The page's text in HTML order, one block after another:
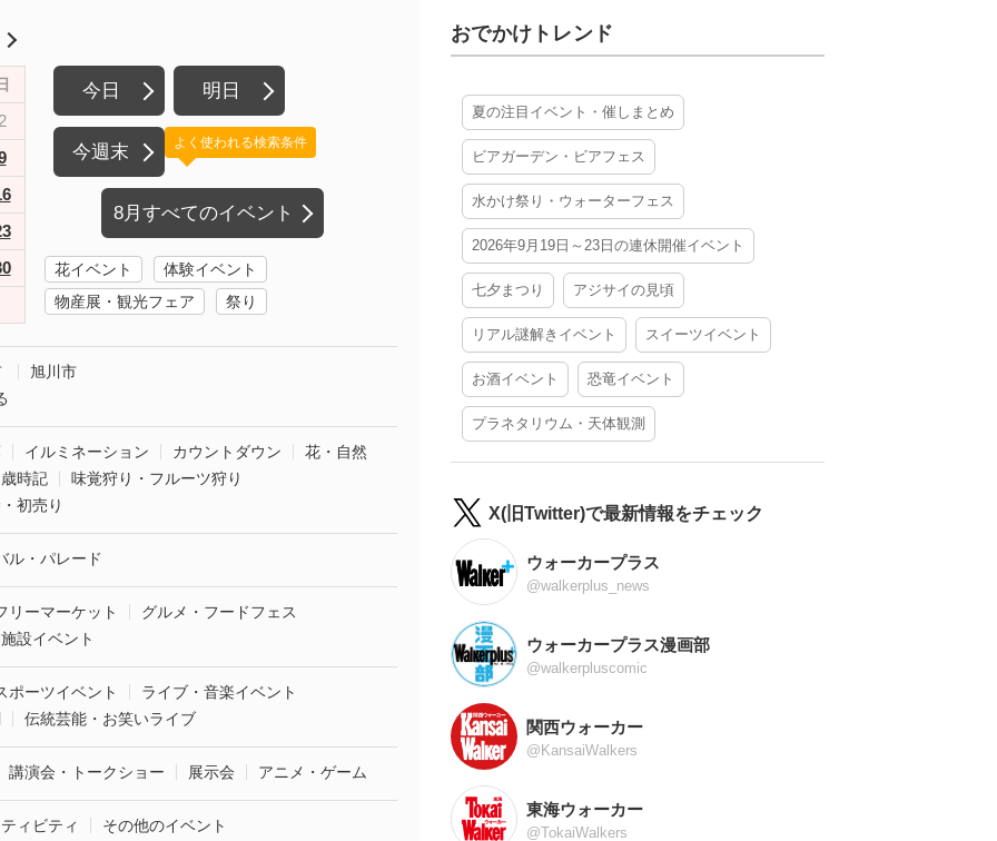
今日 明日
今週末
8月すべてのイベント
よく使われる検索条件
花イベント
体験イベント
物産展・観光フェア
祭り
旭川市
イルミネーション カウントダウン
花・自然
時記
味覚狩り・フルーツ狩り
初売り
ル・パレード
リーマーケット
グルメ・フードフェス
設イベント
ポーツイベント
ライブ・音楽イベント
伝統芸能・お笑いライブ
講演会・トークショー 展示会 アニメ・ゲーム
ィビティ その他のイベント
おでかけトレンド
夏の注目イベント・催しまとめ
ビアガーデン・ビアフェス
水かけ祭り・ウォーターフェス
2026年9月19日～23日の連休開催イベント
七夕まつり アジサイの見頃
リアル謎解きイベント スイーツイベント
お酒イベント 恐竜イベント
プラネタリウム・天体観測
X(旧Twitter)で最新情報をチェック
ウォーカープラス
@walkerplus_news
ウォーカープラス漫画部
@walkerpluscomic
関西ウォーカー
@KansaiWalkers
東海ウォーカー
@TokaiWalkers